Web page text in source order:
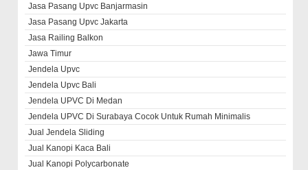
Jasa Pasang Upvc Banjarmasin
Jasa Pasang Upvc Jakarta
Jasa Railing Balkon
Jawa Timur
Jendela Upvc
Jendela Upvc Bali
Jendela UPVC Di Medan
Jendela UPVC Di Surabaya Cocok Untuk Rumah Minimalis
Jual Jendela Sliding
Jual Kanopi Kaca Bali
Jual Kanopi Polycarbonate